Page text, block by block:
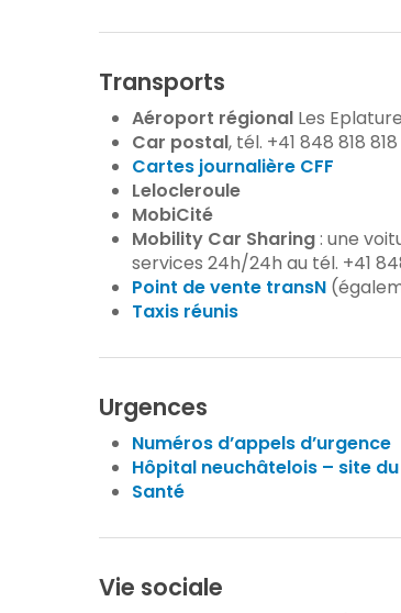
Transports
Aéroport régional Les
Car postal, tél. +41 848 818 818
Cartes journalière CFF
Lelocleroule
MobiCité
Mobility Car Sharing: une
services 24h/24h au tél. +41
Point de vente transN
Taxis réunis
Urgences
Numéros d’appels d’urgence
Hôpital neuchâtelois – site
Santé
Vie sociale